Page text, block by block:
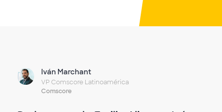
Iván Marchant
VP Comscore Latinoamérica
Comscore